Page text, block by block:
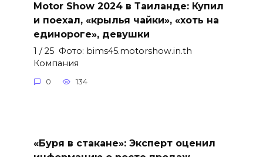
Motor Show 2024 в Таиланде: Купил
и поехал, «крылья чайки», «хоть на
единороге», девушки
1 / 25 Фото: bims45.motorshow.in.th
Компания
0 134
«Буря в стакане»: Эксперт оценил